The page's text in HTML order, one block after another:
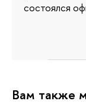
состоялся
Вам также